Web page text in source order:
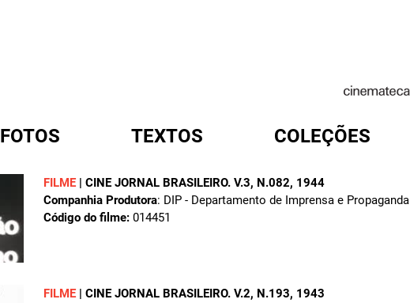
FOTOS TEXTOS COLEÇÕES
FILME | CINE JORNAL BRASILEIRO. V.3, N.082, 1944
Companhia Produtora: DIP - Departamento de Imprensa e Propaganda
Código do filme: 014451
FILME | CINE JORNAL BRASILEIRO. V.2, N.193, 1943